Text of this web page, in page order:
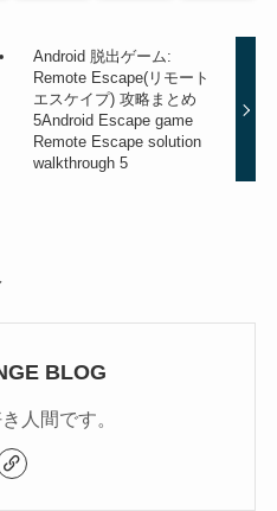
Android 脱出ゲーム:
Remote Escape(リモート
エスケイプ) 攻略まとめ
5Android Escape game
Remote Escape solution
walkthrough 5
BLOG
人間です。